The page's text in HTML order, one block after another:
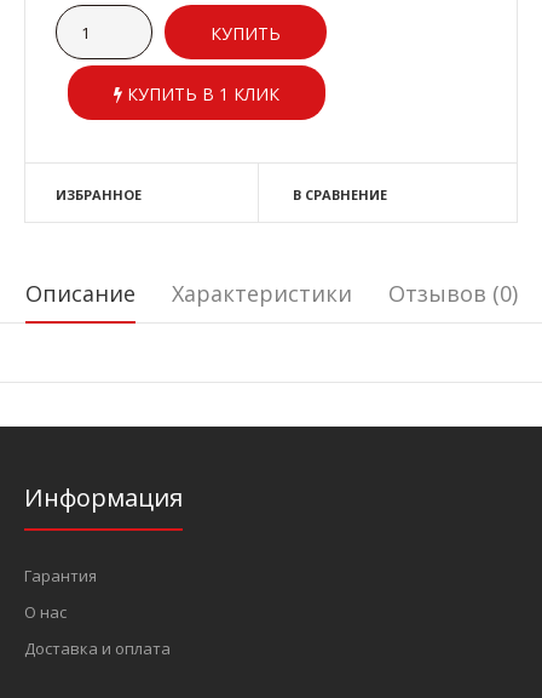
КУПИТЬ В 1 КЛИК
ИЗБРАННОЕ В СРАВНЕНИЕ
Описание Характеристики Отзывов (0)
Информация
Гарантия
О нас
Доставка и оплата